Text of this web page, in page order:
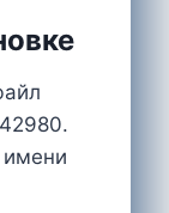
имени